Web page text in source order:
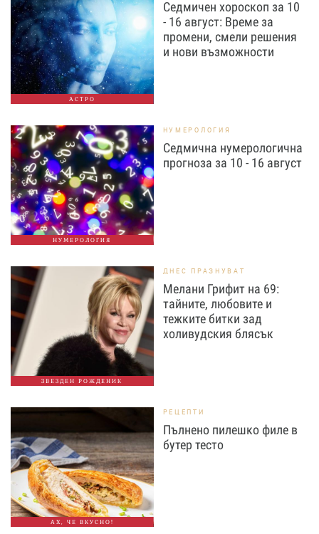
АСТРО
Седмичен хороскоп за 10
- 16 август: Време за
промени, смели решения
и нови възможности
НУМЕРОЛОГИЯ
НУМЕРОЛОГИЯ
Седмична нумерологична
прогноза за 10 - 16 август
ЗВЕЗДЕН РОЖДЕНИК
ДНЕС ПРАЗНУВАТ
Мелани Грифит на 69:
тайните, любовите и
тежките битки зад
холивудския блясък
АХ, ЧЕ ВКУСНО!
РЕЦЕПТИ
Пълнено пилешко филе в
бутер тесто